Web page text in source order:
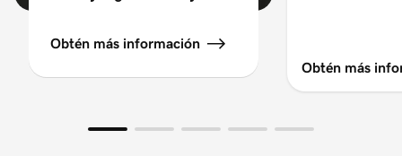
Obtén más información
Obtén más